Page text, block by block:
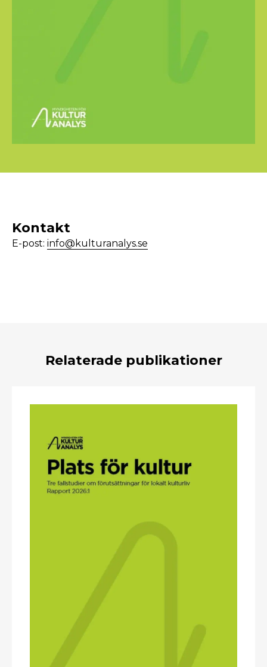
Kontakt
E-post: info@kulturanalys.se
Relaterade publikationer